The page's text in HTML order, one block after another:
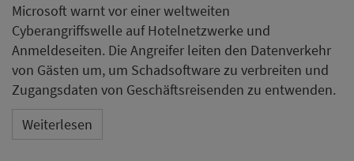
Microsoft warnt vor einer weltweiten
Cyberangriffswelle auf Hotelnetzwerke und
Anmeldeseiten. Die Angreifer leiten den Datenverkehr
von Gästen um, um Schadsoftware zu verbreiten und
Zugangsdaten von Geschäftsreisenden zu entwenden.
Weiterlesen